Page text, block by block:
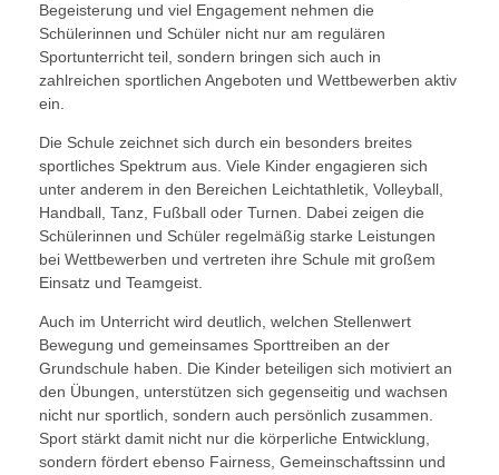
Begeisterung und viel Engagement nehmen die
Schülerinnen und Schüler nicht nur am regulären
Sportunterricht teil, sondern bringen sich auch in
zahlreichen sportlichen Angeboten und Wettbewerben aktiv
ein.
Die Schule zeichnet sich durch ein besonders breites
sportliches Spektrum aus. Viele Kinder engagieren sich
unter anderem in den Bereichen Leichtathletik, Volleyball,
Handball, Tanz, Fußball oder Turnen. Dabei zeigen die
Schülerinnen und Schüler regelmäßig starke Leistungen
bei Wettbewerben und vertreten ihre Schule mit großem
Einsatz und Teamgeist.
Auch im Unterricht wird deutlich, welchen Stellenwert
Bewegung und gemeinsames Sporttreiben an der
Grundschule haben. Die Kinder beteiligen sich motiviert an
den Übungen, unterstützen sich gegenseitig und wachsen
nicht nur sportlich, sondern auch persönlich zusammen.
Sport stärkt damit nicht nur die körperliche Entwicklung,
sondern fördert ebenso Fairness, Gemeinschaftssinn und